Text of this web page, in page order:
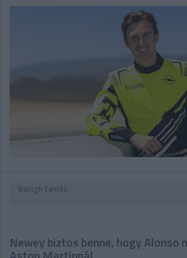
Balogh Tamás
Newey biztos benne, hogy Alonso